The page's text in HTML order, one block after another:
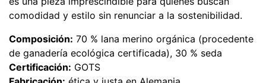
comodidad y estilo sin renunciar a la sostenibilidad.
Composición: 70 % lana merino orgánica (procedente
de ganadería ecológica certificada), 30 % seda
Certificación: GOTS